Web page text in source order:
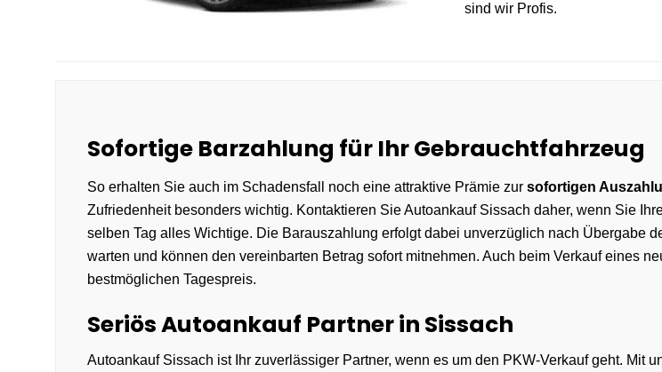
sind wir Profis.
Sofortige Barzahlung für Ihr Gebrauchtfahrzeug
So erhalten Sie auch im Schadensfall noch eine attraktive Prämie zur sofortigen
Zufriedenheit besonders wichtig. Kontaktieren Sie Autoankauf Sissach daher, wenn Sie
selben Tag alles Wichtige. Die Barauszahlung erfolgt dabei unverzüglich nach Übergabe
warten und können den vereinbarten Betrag sofort mitnehmen. Auch beim Verkauf eines
bestmöglichen Tagespreis.
Seriös Autoankauf Partner in Sissach
Autoankauf Sissach ist Ihr zuverlässiger Partner, wenn es um den PKW-Verkauf geht. Mit